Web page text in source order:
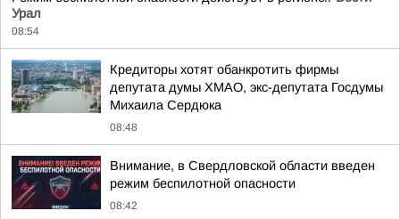
Урал
08:54
Кредиторы хотят обанкротить фирмы
депутата думы ХМАО, экс-депутата Госдумы
Михаила Сердюка
08:48
Внимание, в Свердловской области введен
режим беспилотной опасности
08:42